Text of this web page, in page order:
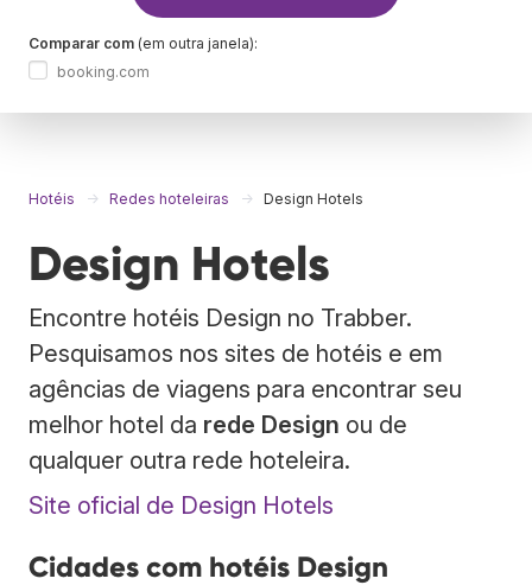
Comparar com (em outra janela):
booking.com
Hotéis Redes hoteleiras Design Hotels
Design Hotels
Encontre hotéis Design no Trabber.
Pesquisamos nos sites de hotéis e em
agências de viagens para encontrar seu
melhor hotel da rede Design ou de
qualquer outra rede hoteleira.
Site oficial de Design Hotels
Cidades com hotéis Design